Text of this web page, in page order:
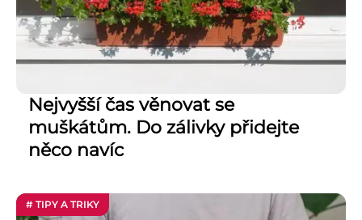
Nejvyšší čas věnovat se
muškátům. Do zálivky přidejte
něco navíc
# TIPY A TRIKY